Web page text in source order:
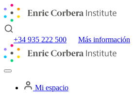
+34 935 222 500 Más información
Mi espacio